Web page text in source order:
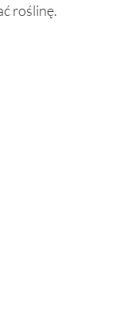
roślinę.